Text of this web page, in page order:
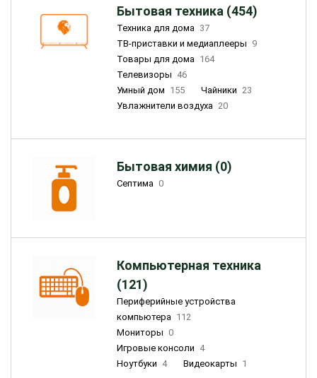
Бытовая техника (454)
Техника для дома 37
ТВ-приставки и медиаплееры 9
Товары для дома 164
Телевизоры 46
Умный дом 155 Чайники 23
Увлажнители воздуха 20
Бытовая химия (0)
Септима 0
Компьютерная техника
(121)
Периферийные устройства
компьютера 112
Мониторы 0
Игровые консоли 4
Ноутбуки 4 Видеокарты 1